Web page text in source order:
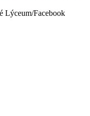
Lýceum/Facebook